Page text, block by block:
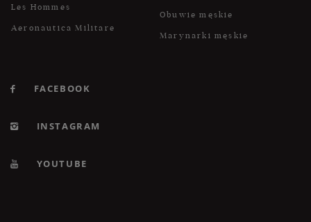
Les Hommes
Aeronautica Militare
Obuwie męskie
Marynarki męskie
FACEBOOK
INSTAGRAM
YOUTUBE